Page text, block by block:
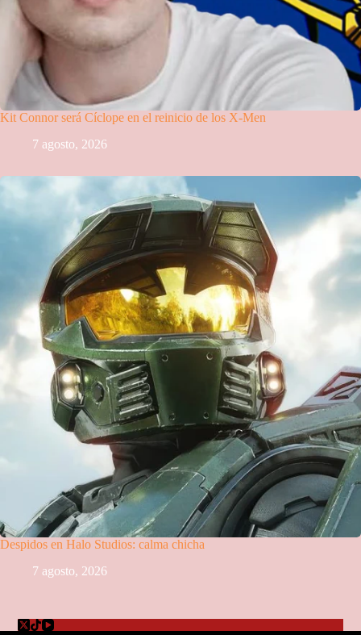
Kit Connor será Cíclope en el reinicio de los X-Men
7 agosto, 2026
Despidos en Halo Studios: calma chicha
7 agosto, 2026